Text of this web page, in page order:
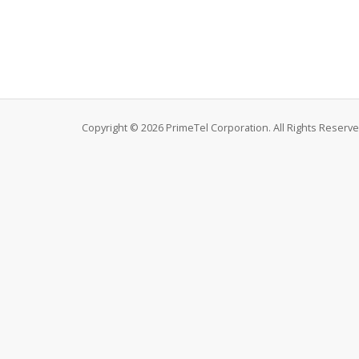
Copyright © 2026 PrimeTel Corporation. All Rights